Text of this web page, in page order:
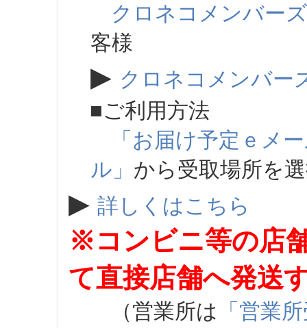
クロネコメンバーズ
客様
▶ クロネコメンバー
■ご利用方法
「お届け予定ｅメ
ル」 から受取場所を
▶ 詳しくはこちら
※コンビニ等の店
て直接店舗へ発送
（営業所は 「営業